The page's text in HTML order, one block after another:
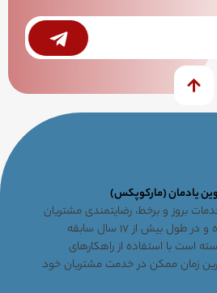
Submit
یادمان (مارکوپکس)
بروز و برخط، رضایتمندی مشتریان
خود را اولویت اول قرارداده و در طول بیش از ۱۷ سال سابقه
است با استفاده از راهکارهای
زمان ممکن در خدمت مشتریان خود